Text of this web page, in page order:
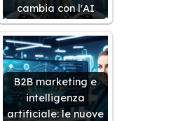
cambia con l'AI
B2B marketing e
intelligenza
artificiale: le nuove